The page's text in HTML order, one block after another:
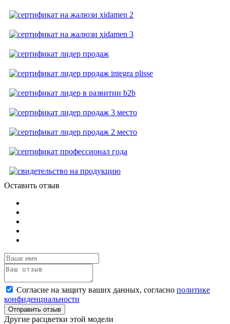
Оставить отзыв
Согласие на защиту ваших данных, согласно политике
конфиденциальности
Отправить отзыв
Другие расцветки этой модели